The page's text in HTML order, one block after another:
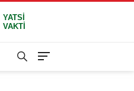
YATSI
VAKTİ